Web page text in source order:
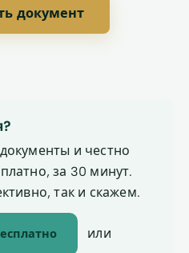
документ
и честно
за 30 минут.
так и скажем.
или